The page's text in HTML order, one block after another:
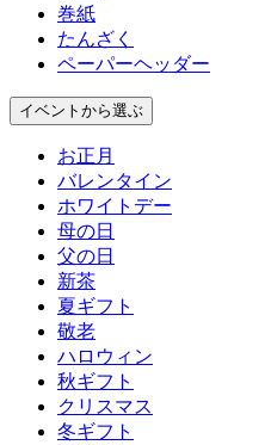
巻紙
たんざく
ペーパーヘッダー
イベント から選ぶ
お正月
バレンタイン
ホワイトデー
母の日
父の日
新茶
夏ギフト
敬老
ハロウィン
秋ギフト
クリスマス
冬ギフト